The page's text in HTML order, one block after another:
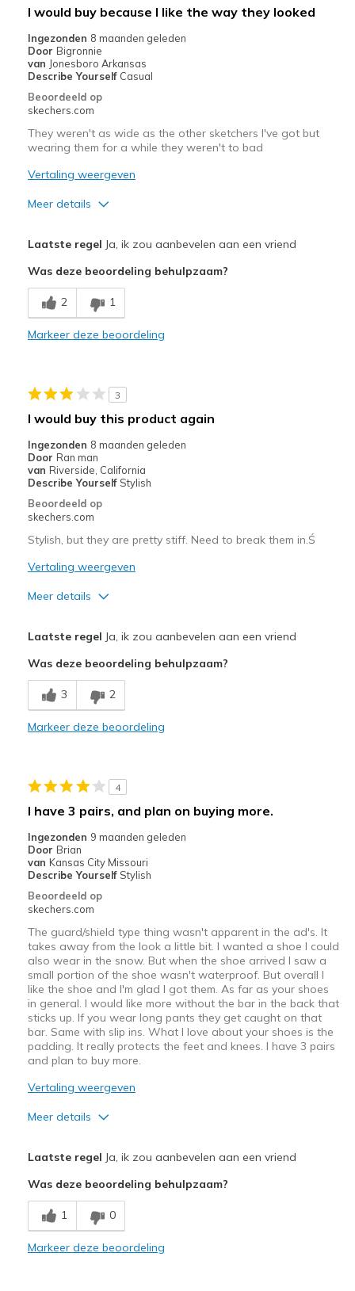
Beste toepassingen
Casual Wear
Sizing
Feels true to size
I would buy because I like the way they looked
Ingezonden 8 maanden geleden
Door Bigronnie
van Jonesboro Arkansas
Describe Yourself Casual
Beoordeeld op
skechers.com
They weren't as wide as the other sketchers I've got but
wearing them for a while they weren't to bad
Vertaling weergeven
Meer details
Durable
Minpunten
Need Break In
View On Shoes
Shoes are for Wearing
Laatste regel Ja, ik zou aanbevelen aan een vriend
Was deze beoordeling behulpzaam?
2 1
Markeer deze beoordeling
3
I would buy this product again
Ingezonden 8 maanden geleden
Door Ran man
van Riverside, California
Describe Yourself Stylish
Beoordeeld op
skechers.com
Stylish, but they are pretty stiff. Need to break them in.Ś
Vertaling weergeven
Meer details
Minpunten
Need Break In
Feels too narrow
Sizing
Feels half size too small
View On Shoes
I'm Into Shoes
Laatste regel Ja, ik zou aanbevelen aan een vriend
Was deze beoordeling behulpzaam?
3 2
Markeer deze beoordeling
4
I have 3 pairs, and plan on buying more.
Ingezonden 9 maanden geleden
Door Brian
van Kansas City Missouri
Describe Yourself Stylish
Beoordeeld op
skechers.com
The guard/shield type thing wasn't apparent in the ad's. It
takes away from the look a little bit. I wanted a shoe I could
also wear in the snow. But when the shoe arrived I saw a
small portion of the shoe wasn't waterproof. But overall I
like the shoe and I'm glad I got them. As far as your shoes
in general. I would like more without the bar in the back that
sticks up. If you wear long pants they get caught on that
bar. Same with slip ins. What I love about your shoes is the
padding. It really protects the feet and knees. I have 3 pairs
and plan to buy more.
Vertaling weergeven
Meer details
Breathe Well
Comfortable
Laatste regel Ja, ik zou aanbevelen aan een vriend
Was deze beoordeling behulpzaam?
1 0
Markeer deze beoordeling